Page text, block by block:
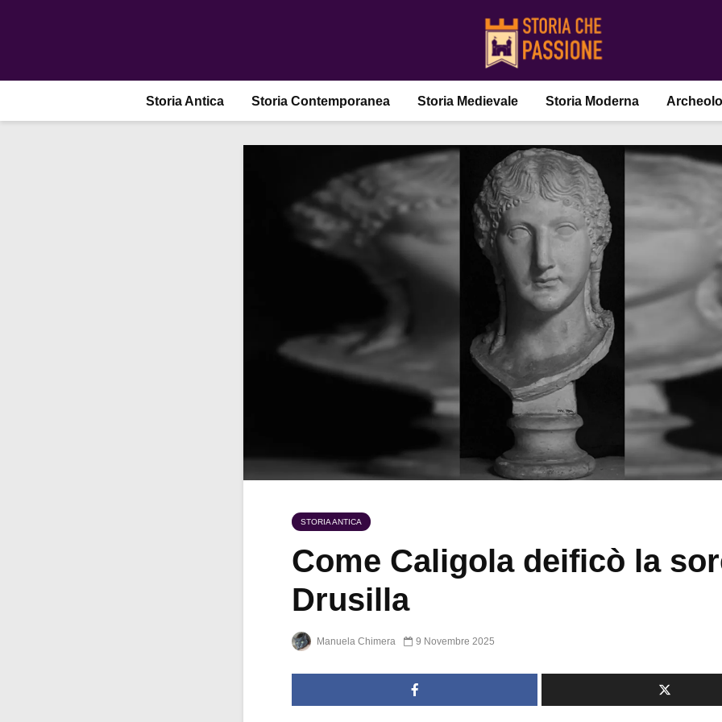
Storia Antica Storia Contemporanea Storia Medievale Storia Moderna
STORIA ANTICA
Come Caligola deificò la
Drusilla
Manuela Chimera 9 Novembre 2025